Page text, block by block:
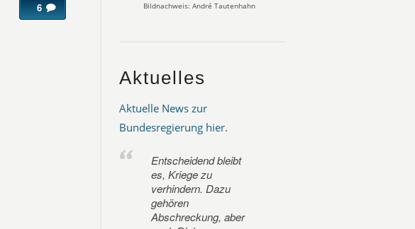
6 Bildnachweis: André Tautenhahn
Aktuelles
Aktuelle News zur
Bundesregierung hier.
Entscheidend bleibt
es, Kriege zu
verhindern. Dazu
gehören
Abschreckung, aber